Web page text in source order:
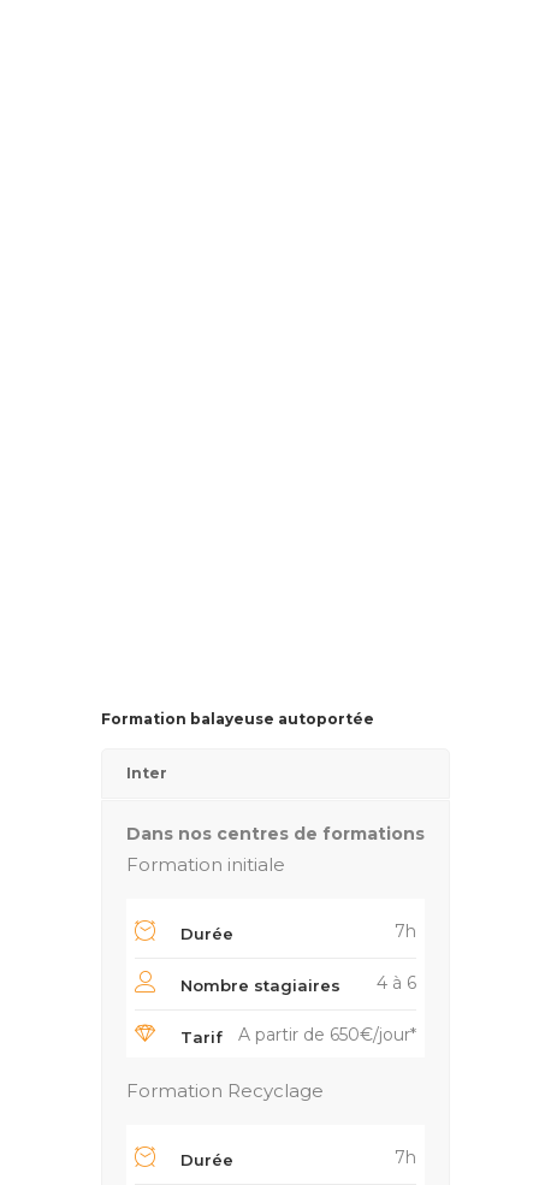
Formation balayeuse autoportée
Inter
Dans nos centres de formations
Formation initiale
Durée 7h
Nombre stagiaires 4 à 6
Tarif A partir de 650€/jour*
Formation Recyclage
Durée 7h